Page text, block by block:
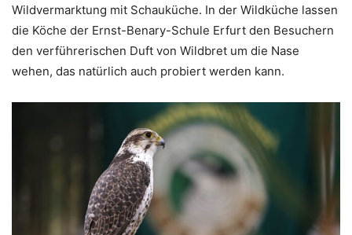
Wildvermarktung mit Schauküche. In der Wildküche lassen
die Köche der Ernst-Benary-Schule Erfurt den Besuchern
den verführerischen Duft von Wildbret um die Nase
wehen, das natürlich auch probiert werden kann.